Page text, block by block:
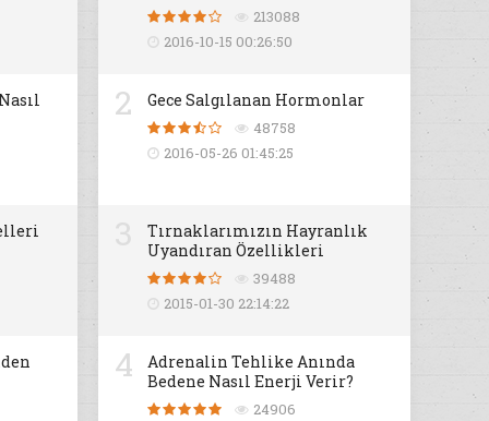
213088
2016-10-15 00:26:50
2 Gece Salgılanan Hormonlar
48758
2016-05-26 01:45:25
Tırnaklarımızın Hayranlık
Uyandıran Özellikleri
39488
2015-01-30 22:14:22
4
Adrenalin Tehlike Anında
Bedene Nasıl Enerji Verir?
24906